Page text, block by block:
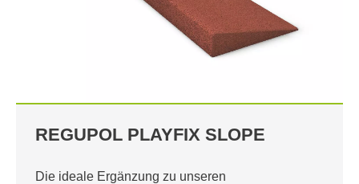
REGUPOL PLAYFIX SLOPE
Die ideale Ergänzung zu unseren